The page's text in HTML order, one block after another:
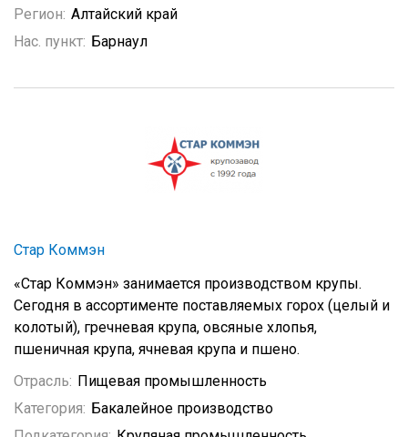
Регион: Алтайский край
Нас. пункт: Барнаул
Стар Коммэн
«Стар Коммэн» занимается производством крупы.
Сегодня в ассортименте поставляемых горох (целый и
колотый), гречневая крупа, овсяные хлопья,
пшеничная крупа, ячневая крупа и пшено.
Отрасль: Пищевая промышленность
Категория: Бакалейное производство